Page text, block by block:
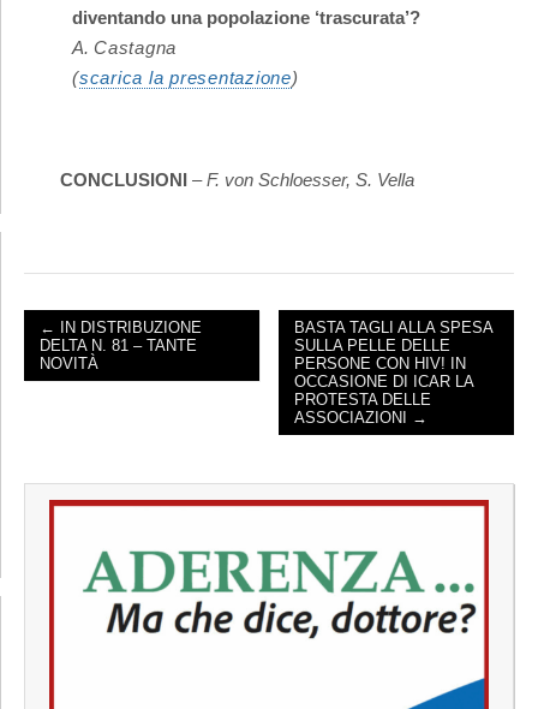
diventando una popolazione ‘trascurata’?
A. Castagna
(scarica la presentazione)
CONCLUSIONI –F. von Schloesser, S. Vella
POST NAVIGATION
← IN DISTRIBUZIONE
DELTA N. 81 – TANTE
NOVITÀ
BASTA TAGLI ALLA SPESA
SULLA PELLE DELLE
PERSONE CON HIV! IN
OCCASIONE DI ICAR LA
PROTESTA DELLE
ASSOCIAZIONI →